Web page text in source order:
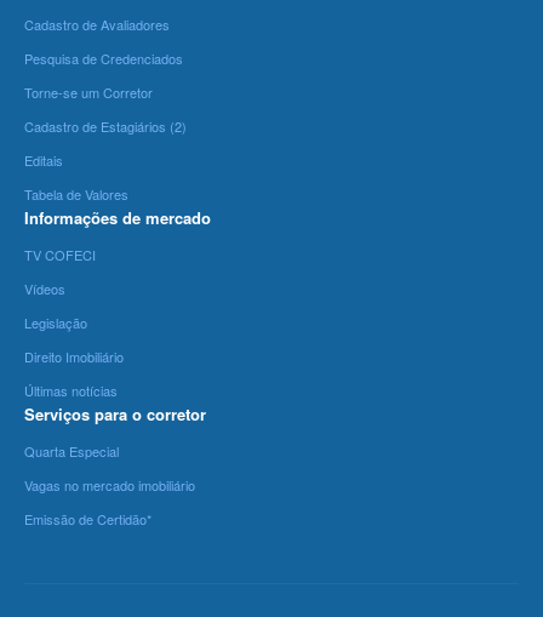
Cadastro de Avaliadores
Pesquisa de Credenciados
Torne-se um Corretor
Cadastro de Estagiários (2)
Editais
Tabela de Valores
Informações de mercado
TV COFECI
Vídeos
Legislação
Direito Imobiliário
Últimas notícias
Serviços para o corretor
Quarta Especial
Vagas no mercado imobiliário
Emissão de Certidão*